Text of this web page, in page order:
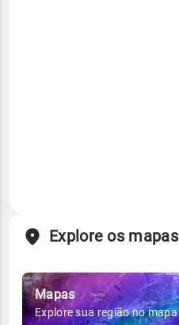
Explore os mapas
Mapas
Explore sua região no mapa